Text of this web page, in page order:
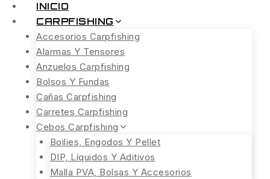
INICIO
CARPFISHING
Accesorios Carpfishing
Alarmas Y Tensores
Anzuelos Carpfishing
Bolsos Y Fundas
Cañas Carpfishing
Carretes Carpfishing
Cebos Carpfishing
Boilies, Engodos Y Pellet
DIP, Líquidos Y Aditivos
Malla PVA, Bolsas Y Accesorios